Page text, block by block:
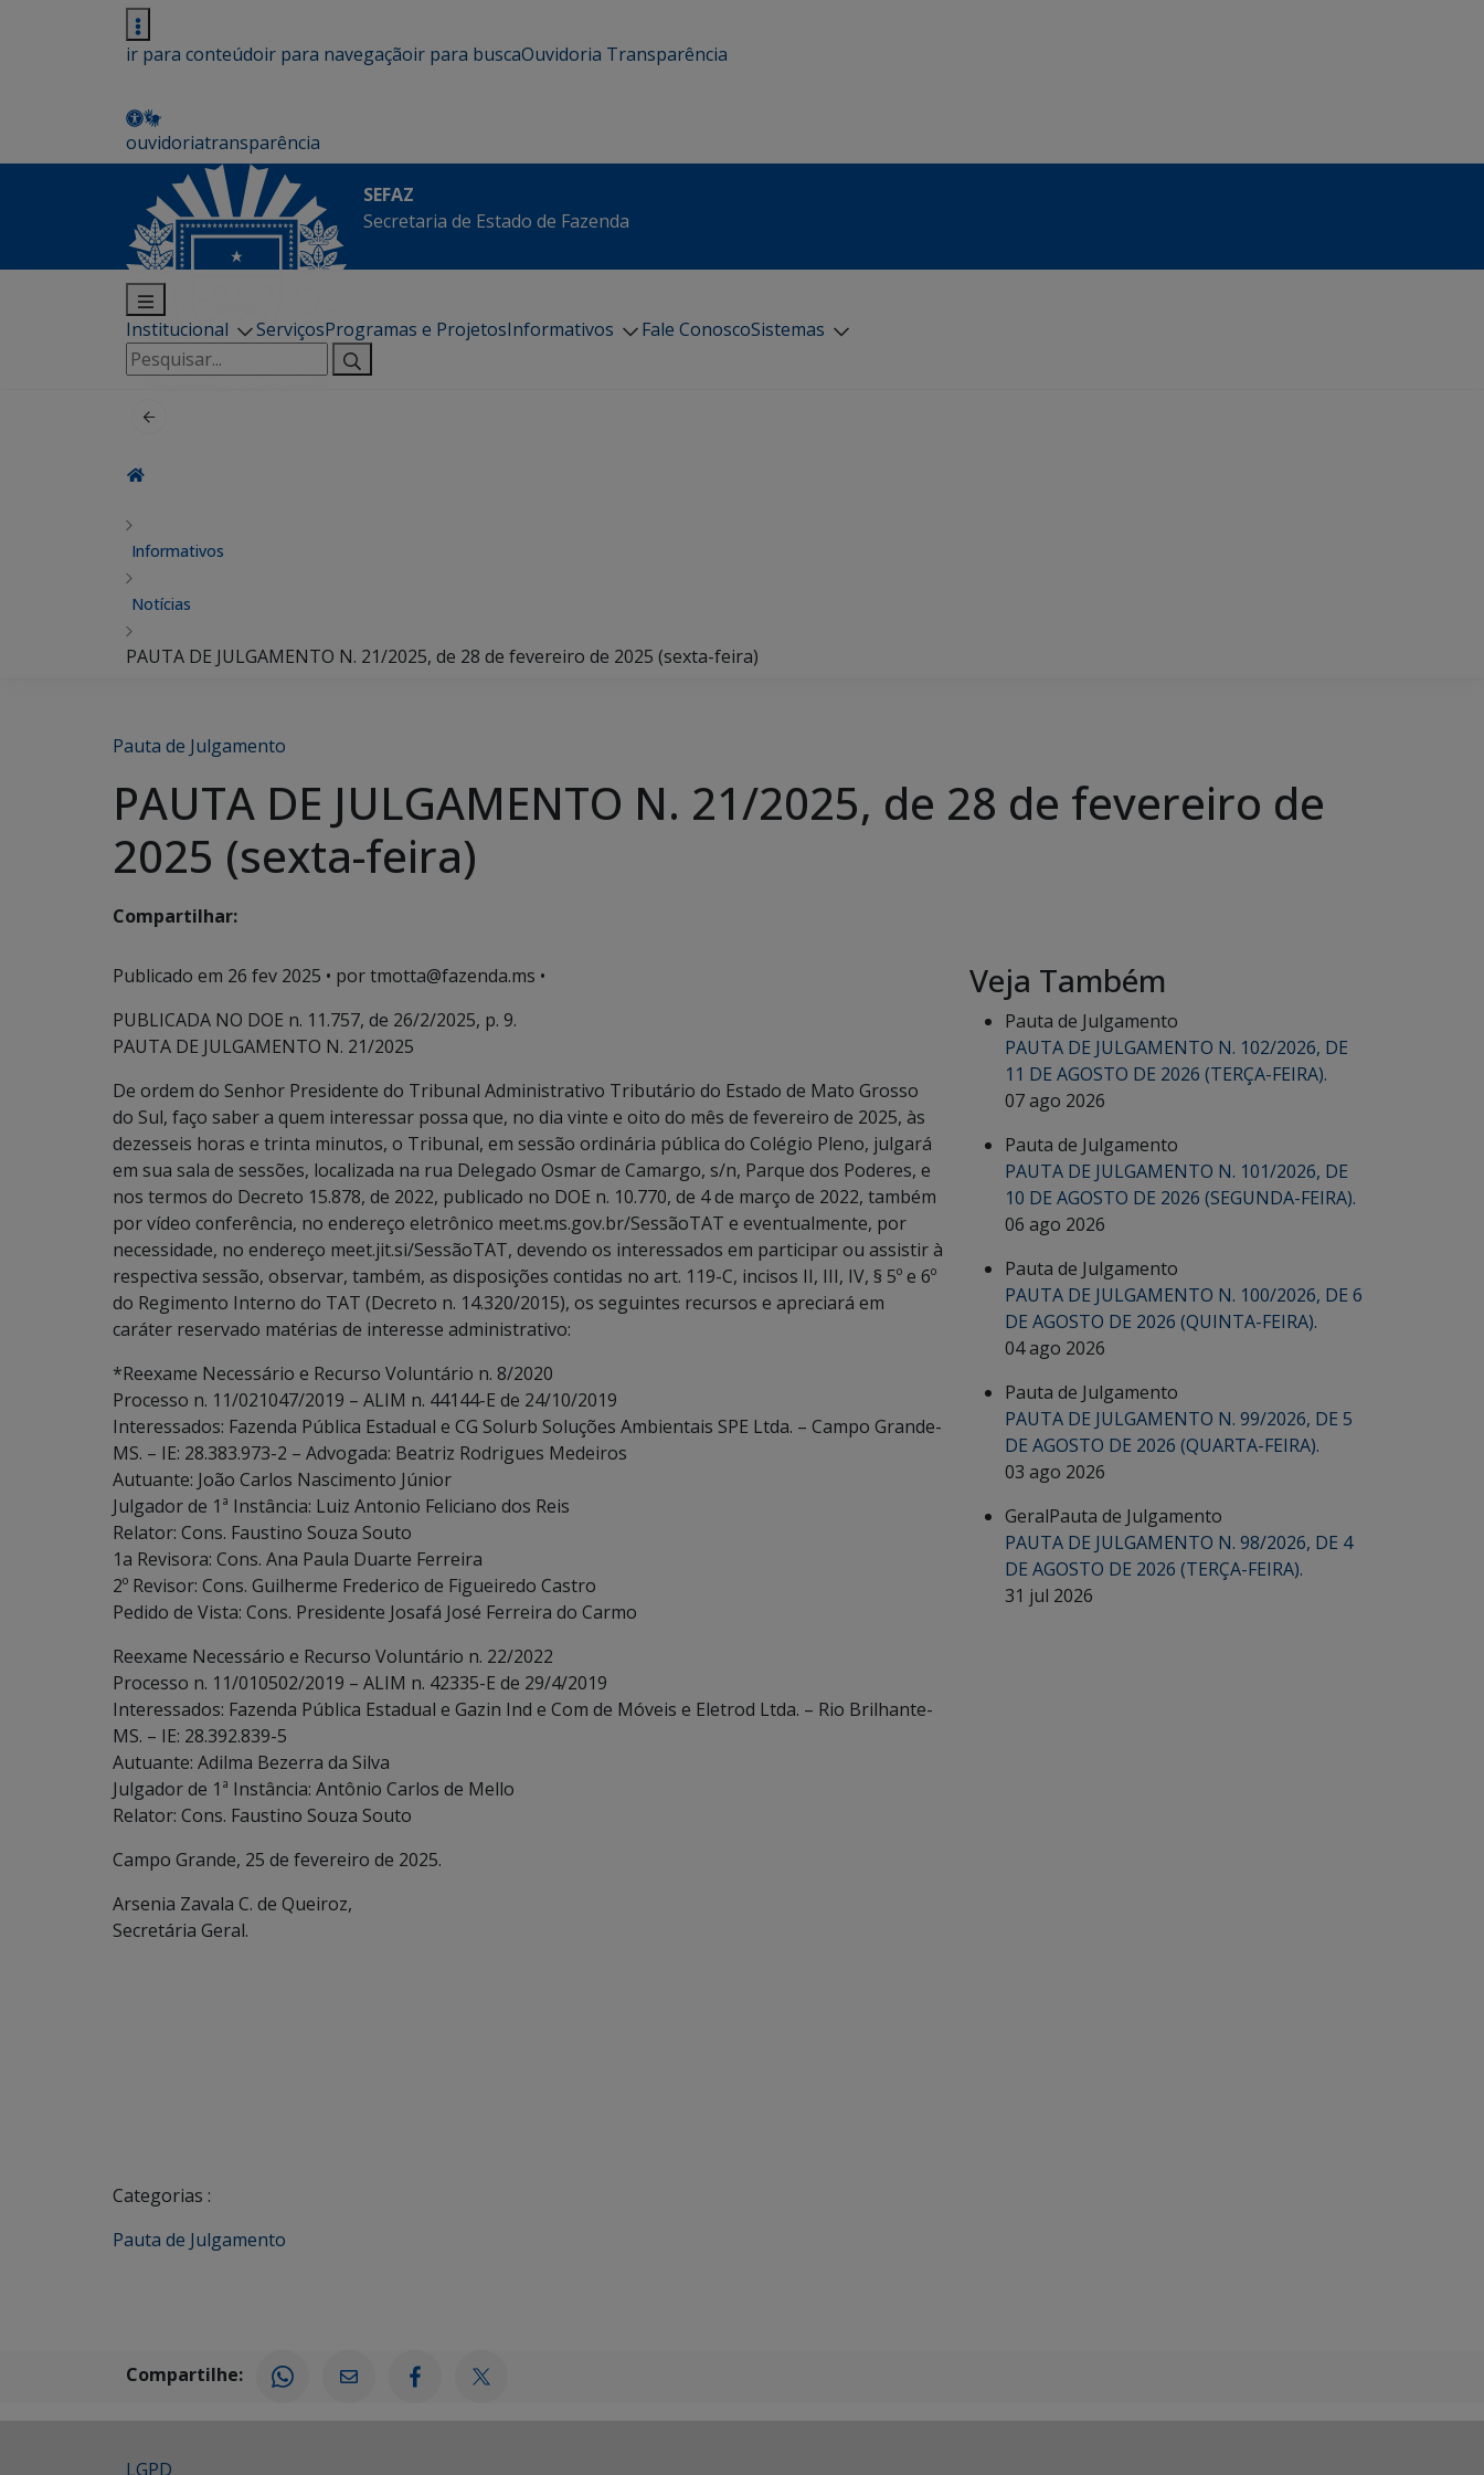
ir para conteúdoir para navegaçãoir para buscaOuvidoria Transparência
ouvidoriatransparência
SEFAZ
Secretaria de Estado de Fazenda
Institucional ServiçosProgramas e ProjetosInformativos Fale ConoscoSistemas
Pesquisar
por:
Informativos
Notícias
PAUTA DE JULGAMENTO N. 21/2025, de 28 de fevereiro de 2025 (sexta-feira)
Pauta de Julgamento
PAUTA DE JULGAMENTO N. 21/2025, de 28 de fevereiro de
2025 (sexta-feira)
Compartilhar:
Publicado em 26 fev 2025 • por tmotta@fazenda.ms •
PUBLICADA NO DOE n. 11.757, de 26/2/2025, p. 9.
PAUTA DE JULGAMENTO N. 21/2025
De ordem do Senhor Presidente do Tribunal Administrativo Tributário do Estado de Mato Grosso
do Sul, faço saber a quem interessar possa que, no dia vinte e oito do mês de fevereiro de 2025, às
dezesseis horas e trinta minutos, o Tribunal, em sessão ordinária pública do Colégio Pleno, julgará
em sua sala de sessões, localizada na rua Delegado Osmar de Camargo, s/n, Parque dos Poderes, e
nos termos do Decreto 15.878, de 2022, publicado no DOE n. 10.770, de 4 de março de 2022, também
por vídeo conferência, no endereço eletrônico meet.ms.gov.br/SessãoTAT e eventualmente, por
necessidade, no endereço meet.jit.si/SessãoTAT, devendo os interessados em participar ou assistir à
respectiva sessão, observar, também, as disposições contidas no art. 119-C, incisos II, III, IV, § 5º e 6º
do Regimento Interno do TAT (Decreto n. 14.320/2015), os seguintes recursos e apreciará em
caráter reservado matérias de interesse administrativo:
*Reexame Necessário e Recurso Voluntário n. 8/2020
Processo n. 11/021047/2019 – ALIM n. 44144-E de 24/10/2019
Interessados: Fazenda Pública Estadual e CG Solurb Soluções Ambientais SPE Ltda. – Campo Grande-
MS. – IE: 28.383.973-2 – Advogada: Beatriz Rodrigues Medeiros
Autuante: João Carlos Nascimento Júnior
Julgador de 1ª Instância: Luiz Antonio Feliciano dos Reis
Relator: Cons. Faustino Souza Souto
1a Revisora: Cons. Ana Paula Duarte Ferreira
2º Revisor: Cons. Guilherme Frederico de Figueiredo Castro
Pedido de Vista: Cons. Presidente Josafá José Ferreira do Carmo
Reexame Necessário e Recurso Voluntário n. 22/2022
Processo n. 11/010502/2019 – ALIM n. 42335-E de 29/4/2019
Interessados: Fazenda Pública Estadual e Gazin Ind e Com de Móveis e Eletrod Ltda. – Rio Brilhante-
MS. – IE: 28.392.839-5
Autuante: Adilma Bezerra da Silva
Julgador de 1ª Instância: Antônio Carlos de Mello
Relator: Cons. Faustino Souza Souto
Campo Grande, 25 de fevereiro de 2025.
Arsenia Zavala C. de Queiroz,
Secretária Geral.
Categorias :
Pauta de Julgamento
Veja Também
Pauta de Julgamento
PAUTA DE JULGAMENTO N. 102/2026, DE
11 DE AGOSTO DE 2026 (TERÇA-FEIRA).
07 ago 2026
Pauta de Julgamento
PAUTA DE JULGAMENTO N. 101/2026, DE
10 DE AGOSTO DE 2026 (SEGUNDA-FEIRA).
06 ago 2026
Pauta de Julgamento
PAUTA DE JULGAMENTO N. 100/2026, DE 6
DE AGOSTO DE 2026 (QUINTA-FEIRA).
04 ago 2026
Pauta de Julgamento
PAUTA DE JULGAMENTO N. 99/2026, DE 5
DE AGOSTO DE 2026 (QUARTA-FEIRA).
03 ago 2026
GeralPauta de Julgamento
PAUTA DE JULGAMENTO N. 98/2026, DE 4
DE AGOSTO DE 2026 (TERÇA-FEIRA).
31 jul 2026
Compartilhe:
LGPD